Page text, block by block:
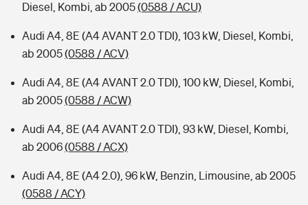
Diesel, Kombi, ab 2005(0588 / ACU)
Audi A4, 8E (A4 AVANT 2.0 TDI), 103 kW, Diesel, Kombi,
ab 2005(0588 / ACV)
Audi A4, 8E (A4 AVANT 2.0 TDI), 100 kW, Diesel, Kombi,
ab 2005(0588 / ACW)
Audi A4, 8E (A4 AVANT 2.0 TDI), 93 kW, Diesel, Kombi,
ab 2006(0588 / ACX)
Audi A4, 8E (A4 2.0), 96 kW, Benzin, Limousine, ab 2005
(0588 / ACY)